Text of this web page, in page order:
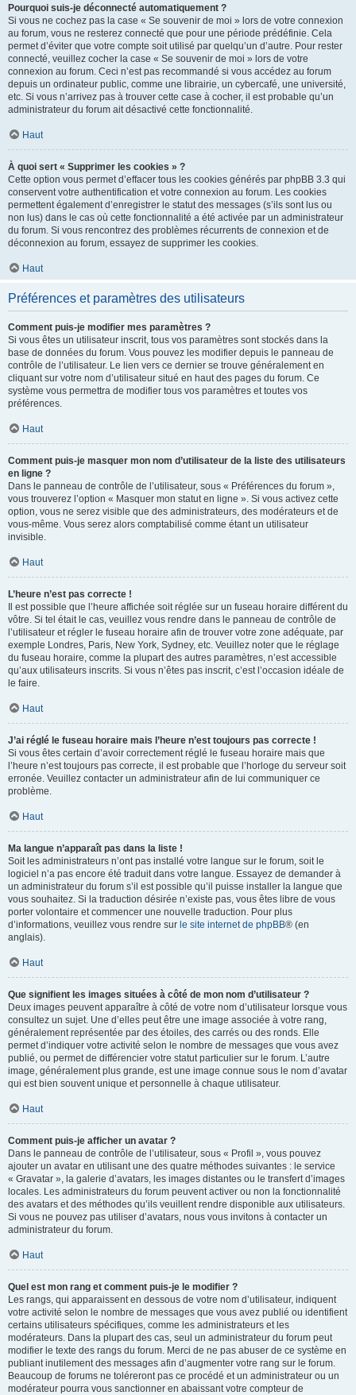
Pourquoi suis-je déconnecté automatiquement ?
Si vous ne cochez pas la case « Se souvenir de moi » lors de votre connexion
au forum, vous ne resterez connecté que pour une période prédéfinie. Cela
permet d’éviter que votre compte soit utilisé par quelqu’un d’autre. Pour rester
connecté, veuillez cocher la case « Se souvenir de moi » lors de votre
connexion au forum. Ceci n’est pas recommandé si vous accédez au forum
depuis un ordinateur public, comme une librairie, un cybercafé, une université,
etc. Si vous n’arrivez pas à trouver cette case à cocher, il est probable qu’un
administrateur du forum ait désactivé cette fonctionnalité.
Haut
À quoi sert « Supprimer les cookies » ?
Cette option vous permet d’effacer tous les cookies générés par phpBB 3.3 qui
conservent votre authentification et votre connexion au forum. Les cookies
permettent également d’enregistrer le statut des messages (s’ils sont lus ou
non lus) dans le cas où cette fonctionnalité a été activée par un administrateur
du forum. Si vous rencontrez des problèmes récurrents de connexion et de
déconnexion au forum, essayez de supprimer les cookies.
Haut
Préférences et paramètres des utilisateurs
Comment puis-je modifier mes paramètres ?
Si vous êtes un utilisateur inscrit, tous vos paramètres sont stockés dans la
base de données du forum. Vous pouvez les modifier depuis le panneau de
contrôle de l’utilisateur. Le lien vers ce dernier se trouve généralement en
cliquant sur votre nom d’utilisateur situé en haut des pages du forum. Ce
système vous permettra de modifier tous vos paramètres et toutes vos
préférences.
Haut
Comment puis-je masquer mon nom d’utilisateur de la liste des utilisateurs
en ligne ?
Dans le panneau de contrôle de l’utilisateur, sous « Préférences du forum »,
vous trouverez l’option « Masquer mon statut en ligne ». Si vous activez cette
option, vous ne serez visible que des administrateurs, des modérateurs et de
vous-même. Vous serez alors comptabilisé comme étant un utilisateur
invisible.
Haut
L’heure n’est pas correcte !
Il est possible que l’heure affichée soit réglée sur un fuseau horaire différent du
vôtre. Si tel était le cas, veuillez vous rendre dans le panneau de contrôle de
l’utilisateur et régler le fuseau horaire afin de trouver votre zone adéquate, par
exemple Londres, Paris, New York, Sydney, etc. Veuillez noter que le réglage
du fuseau horaire, comme la plupart des autres paramètres, n’est accessible
qu’aux utilisateurs inscrits. Si vous n’êtes pas inscrit, c’est l’occasion idéale de
le faire.
Haut
J’ai réglé le fuseau horaire mais l’heure n’est toujours pas correcte !
Si vous êtes certain d’avoir correctement réglé le fuseau horaire mais que
l’heure n’est toujours pas correcte, il est probable que l’horloge du serveur soit
erronée. Veuillez contacter un administrateur afin de lui communiquer ce
problème.
Haut
Ma langue n’apparaît pas dans la liste !
Soit les administrateurs n’ont pas installé votre langue sur le forum, soit le
logiciel n’a pas encore été traduit dans votre langue. Essayez de demander à
un administrateur du forum s’il est possible qu’il puisse installer la langue que
vous souhaitez. Si la traduction désirée n’existe pas, vous êtes libre de vous
porter volontaire et commencer une nouvelle traduction. Pour plus
d’informations, veuillez vous rendre sur le site internet de phpBB® (en
anglais).
Haut
Que signifient les images situées à côté de mon nom d’utilisateur ?
Deux images peuvent apparaître à côté de votre nom d’utilisateur lorsque vous
consultez un sujet. Une d’elles peut être une image associée à votre rang,
généralement représentée par des étoiles, des carrés ou des ronds. Elle
permet d’indiquer votre activité selon le nombre de messages que vous avez
publié, ou permet de différencier votre statut particulier sur le forum. L’autre
image, généralement plus grande, est une image connue sous le nom d’avatar
qui est bien souvent unique et personnelle à chaque utilisateur.
Haut
Comment puis-je afficher un avatar ?
Dans le panneau de contrôle de l’utilisateur, sous « Profil », vous pouvez
ajouter un avatar en utilisant une des quatre méthodes suivantes : le service
« Gravatar », la galerie d’avatars, les images distantes ou le transfert d’images
locales. Les administrateurs du forum peuvent activer ou non la fonctionnalité
des avatars et des méthodes qu’ils veuillent rendre disponible aux utilisateurs.
Si vous ne pouvez pas utiliser d’avatars, nous vous invitons à contacter un
administrateur du forum.
Haut
Quel est mon rang et comment puis-je le modifier ?
Les rangs, qui apparaissent en dessous de votre nom d’utilisateur, indiquent
votre activité selon le nombre de messages que vous avez publié ou identifient
certains utilisateurs spécifiques, comme les administrateurs et les
modérateurs. Dans la plupart des cas, seul un administrateur du forum peut
modifier le texte des rangs du forum. Merci de ne pas abuser de ce système en
publiant inutilement des messages afin d’augmenter votre rang sur le forum.
Beaucoup de forums ne toléreront pas ce procédé et un administrateur ou un
modérateur pourra vous sanctionner en abaissant votre compteur de